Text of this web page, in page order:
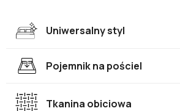
Uniwersalny styl
Pojemnik na pościel
Tkanina obiciowa